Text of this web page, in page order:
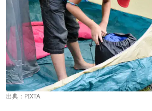
出典：PIXTA